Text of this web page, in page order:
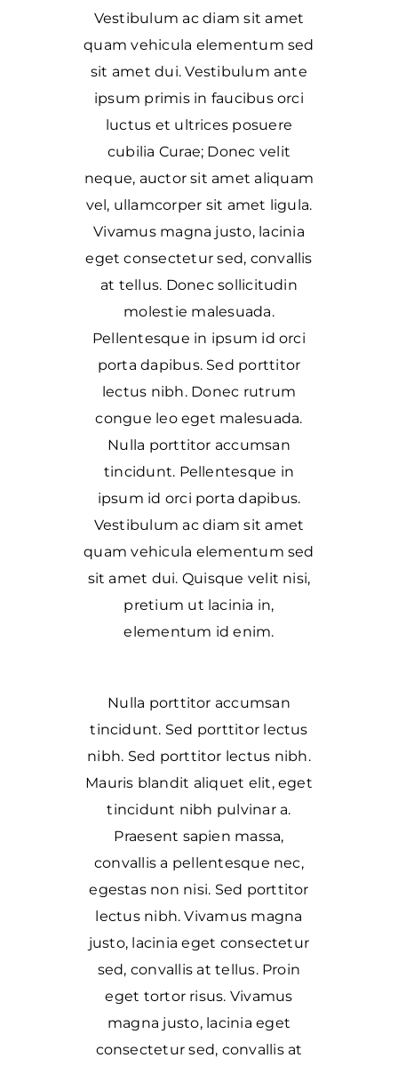
Vestibulum ac diam sit amet
quam vehicula elementum sed
sit amet dui. Vestibulum ante
ipsum primis in faucibus orci
luctus et ultrices posuere
cubilia Curae; Donec velit
neque, auctor sit amet aliquam
vel, ullamcorper sit amet ligula.
Vivamus magna justo, lacinia
eget consectetur sed, convallis
at tellus. Donec sollicitudin
molestie malesuada.
Pellentesque in ipsum id orci
porta dapibus. Sed porttitor
lectus nibh. Donec rutrum
congue leo eget malesuada.
Nulla porttitor accumsan
tincidunt. Pellentesque in
ipsum id orci porta dapibus.
Vestibulum ac diam sit amet
quam vehicula elementum sed
sit amet dui. Quisque velit nisi,
pretium ut lacinia in,
elementum id enim.
Nulla porttitor accumsan
tincidunt. Sed porttitor lectus
nibh. Sed porttitor lectus nibh.
Mauris blandit aliquet elit, eget
tincidunt nibh pulvinar a.
Praesent sapien massa,
convallis a pellentesque nec,
egestas non nisi. Sed porttitor
lectus nibh. Vivamus magna
justo, lacinia eget consectetur
sed, convallis at tellus. Proin
eget tortor risus. Vivamus
magna justo, lacinia eget
consectetur sed, convallis at